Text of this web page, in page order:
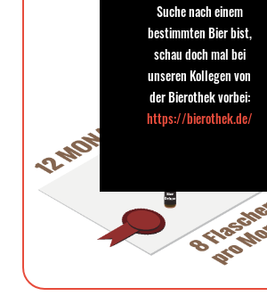
Suche nach einem
bestimmten Bier bist,
schau doch mal bei
unseren Kollegen von
der Bierothek vorbei:
https://bierothek.de/